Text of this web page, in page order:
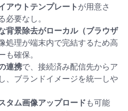
アウトテンプレートが用意さ
必要なし。
背景除去がローカル（ブラウザ
処理が端末内で完結するため高
も確保。
連携で、接続済み配信先からア
、ブランドイメージを統一しや
タム画像アップロードも可能